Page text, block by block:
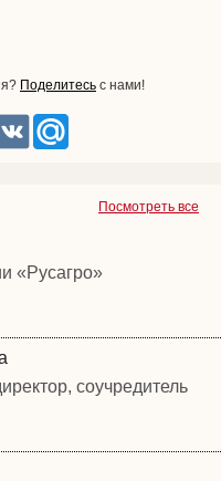
Поделитесь с нами!
Посмотреть все
«Русагро»
соучредитель